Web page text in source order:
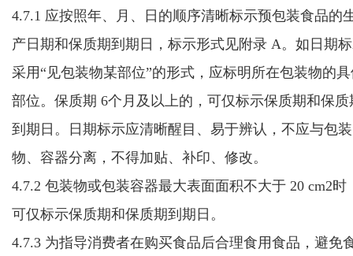
4.7.1 应按照年、月、日的顺序清晰标示预包装食品的
产日期和保质期到期日 ，标示形式见附录 A。如日期
采用“见包装物某部位”的形式，应标明所在包装物的
部位。 保质期 6个月及以上的，可仅标示保质期和保质
到期日。日期标示应清晰醒目、易于辨认，不应与包装
物、容器分离，不得加贴、补印、修改。
4.7.2 包装物或包装容器最大表面面积不大于 20 cm2时
可仅标示保质期和保质期到期日。
4.7.3 为指导消费者在购买食品后合理食用食品，避免